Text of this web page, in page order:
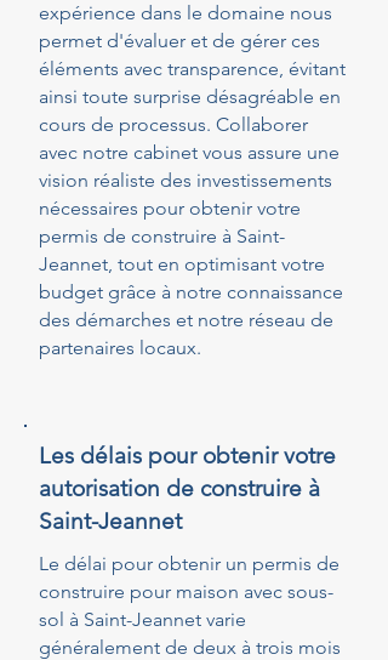
expérience dans le domaine nous
permet d'évaluer et de gérer ces
éléments avec transparence, évitant
ainsi toute surprise désagréable en
cours de processus. Collaborer
avec notre cabinet vous assure une
vision réaliste des investissements
nécessaires pour obtenir votre
permis de construire à Saint-
Jeannet, tout en optimisant votre
budget grâce à notre connaissance
des démarches et notre réseau de
partenaires locaux.
Les délais pour obtenir votre
autorisation de construire à
Saint-Jeannet
Le délai pour obtenir un permis de
construire pour maison avec sous-
sol à Saint-Jeannet varie
généralement de deux à trois mois